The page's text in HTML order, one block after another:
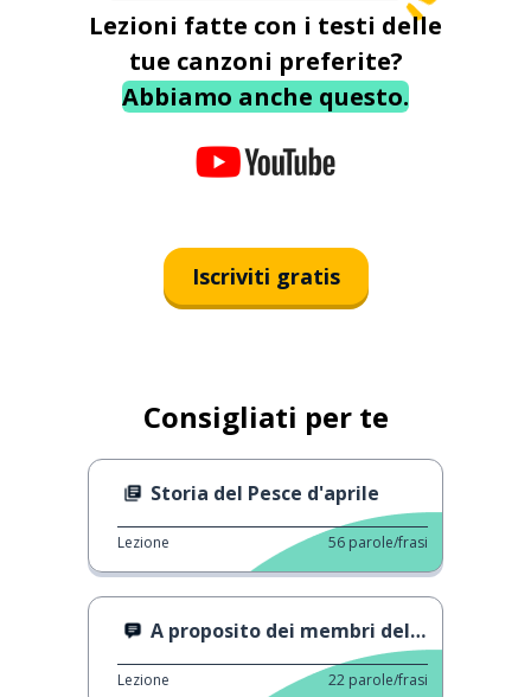
Lezioni fatte con i testi delle
tue canzoni preferite?
Abbiamo anche questo.
Iscriviti gratis
Consigliati per te
Storia del Pesce d'aprile
Lezione 56 parole/frasi
A proposito dei membri della tua famiglia
Lezione 22 parole/frasi